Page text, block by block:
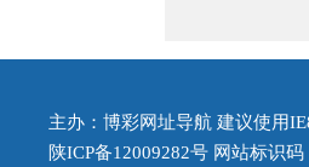
主办：博彩网址导航 建议使用
陕ICP备12009282号 网站标识码